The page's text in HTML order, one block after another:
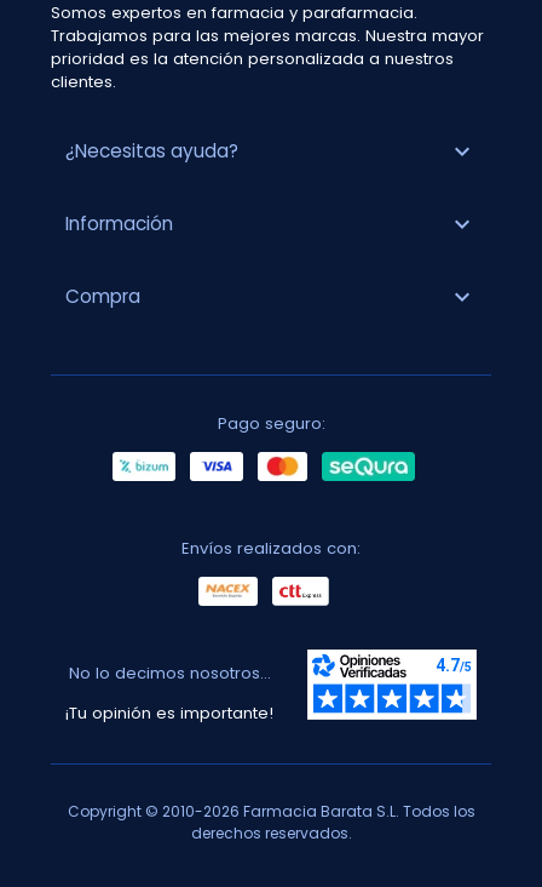
Somos expertos en farmacia y parafarmacia.
Trabajamos para las mejores marcas. Nuestra mayor
prioridad es la atención personalizada a nuestros
clientes.
¿Necesitas ayuda? expand_more
Información expand_more
Compra expand_more
Pago seguro:
Envíos realizados con:
No lo decimos nosotros...
¡Tu opinión es importante!
Copyright © 2010-2026 Farmacia Barata S.L. Todos los
derechos reservados.